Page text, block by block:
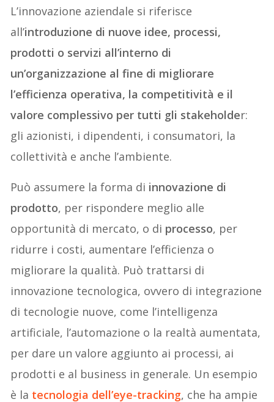
L’innovazione aziendale si riferisce
all’introduzione di nuove idee, processi,
prodotti o servizi all’interno di
un’organizzazione al fine di migliorare
l’efficienza operativa, la competitività e il
valore complessivo per tutti gli stakeholder:
gli azionisti, i dipendenti, i consumatori, la
collettività e anche l’ambiente.
Può assumere la forma di innovazione di
prodotto, per rispondere meglio alle
opportunità di mercato, o di processo, per
ridurre i costi, aumentare l’efficienza o
migliorare la qualità. Può trattarsi di
innovazione tecnologica, ovvero di integrazione
di tecnologie nuove, come l’intelligenza
artificiale, l’automazione o la realtà aumentata,
per dare un valore aggiunto ai processi, ai
prodotti e al business in generale. Un esempio
è la tecnologia dell’eye-tracking, che ha ampie